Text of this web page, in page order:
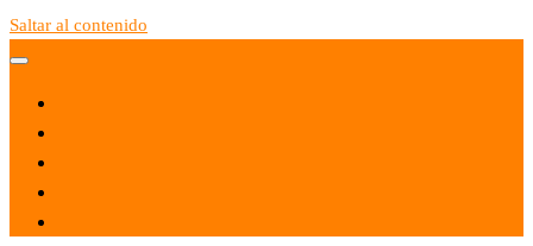
Saltar al contenido